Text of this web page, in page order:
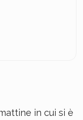
in cui si è